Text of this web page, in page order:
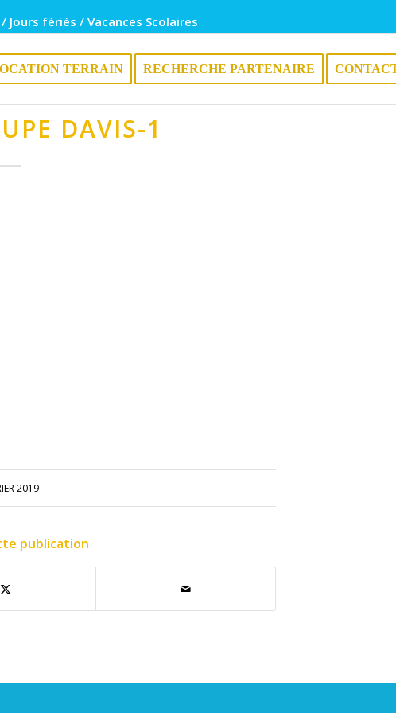
fériés / Vacances Scolaires
TERRAIN RECHERCHE PARTENAIRE
DAVIS-1
2019
publication